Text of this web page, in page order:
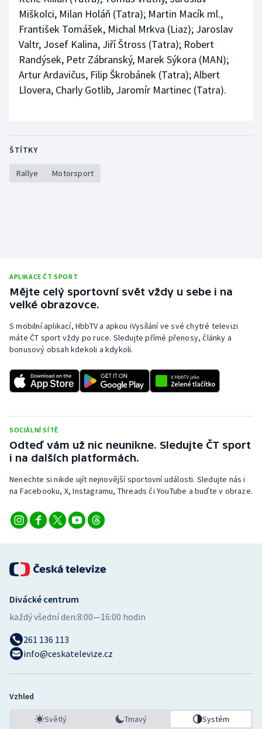
Veslování
Vodní slalom
Volejbal
Ostatní
Miškolci, Milan Holáň (Tatra); Martin Macík ml.,
František Tomášek, Michal Mrkva (Liaz); Jaroslav
Valtr, Josef Kalina, Jiří Štross (Tatra); Robert
Randýsek, Petr Zábranský, Marek Sýkora (MAN);
Artur Ardavičus, Filip Škrobánek (Tatra); Albert
Llovera, Charly Gotlib, Jaromír Martinec (Tatra).
ŠTÍTKY
Rallye Motorsport
APLIKACE ČT SPORT
Mějte celý sportovní svět vždy u sebe i na
velké obrazovce.
S mobilní aplikací, HbbTV a apkou iVysílání ve své chytré televizi
máte ČT sport vždy po ruce. Sledujte přímé přenosy, články a
bonusový obsah kdekoli a kdykoli.
SOCIÁLNÍ SÍTĚ
Odteď vám už nic neunikne. Sledujte ČT sport
i na dalších platformách.
Nenechte si nikde ujít nejnovější sportovní události. Sledujte nás i
na Facebooku, X, Instagramu, Threads či YouTube a buďte v obraze.
Divácké centrum
každý všední den:8:00—16:00 hodin
261 136 113
info@ceskatelevize.cz
Vzhled
Světlý Tmavý Systém